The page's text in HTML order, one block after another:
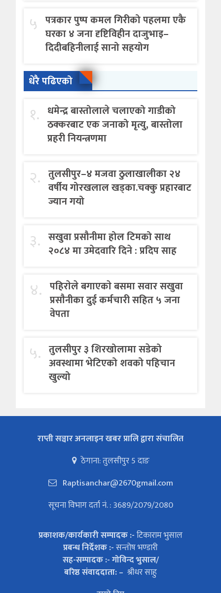
५ पत्रकार पुष्प कमल गिरीको पहलमा एकै
घरका ४ जना दृष्टिविहीन दाजुभाइ–
दिदीबहिनीलाई सानो सहयोग
धेरै पढिएको
१. धमेन्द्र बास्तोलाले चलाएको गाडीको
ठक्करबाट एक जनाको मृत्यु, बास्तोला
प्रहरी नियन्त्रणमा
२. तुलसीपुर–४ मजवा ठुलाखालीका २४
वर्षीय गोरखलाल खड्का.चक्कु प्रहारबाट
ज्यान गयो
३. सखुवा प्रसौनीमा होल टिमको साथ
२०८४ मा उमेदवारि दिने : प्रदिप साह
४. पहिराेले बगाएकाे बसमा सवार सखुवा
प्रसाैनीका दुई कर्मचारी सहित ५ जना
वेपता
५. तुलसीपुर ३ शिरखोलामा सडेको
अवस्थामा भेटिएको शवको पहिचान
खुल्यो
राप्ती सञ्चार अनलाइन खबर प्रालि द्वारा संचालित
ठेगाना: तुलसीपुर 5 दाङ
Raptisanchar@2670gmail.com
सूचना विभाग दर्ता नं. : 3689/2079/2080
प्रकाशक/कार्यकारी सम्पादक :-टिकाराम भुसाल
प्रबन्ध निर्देशक :-सन्तोष भण्डारी
सह-सम्पादक :- गोविन्द भुसाल/
बरिष्ठ संवाददाता: – श्रीधर साहु